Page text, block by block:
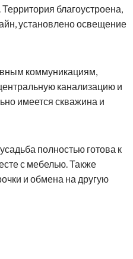
благоустроена,
установлено освещение
коммуникациям,
канализацию и
имеется скважина и
полностью готова к
с мебелью. Также
и обмена на другую